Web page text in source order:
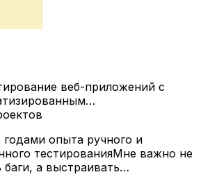
веб-приложений с
опыта ручного и
тестированияМне важно не
баги, а выстраивать…